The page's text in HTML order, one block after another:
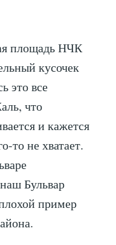
площадь НЧК
кусочек
это все
что
и кажется
то не хватает.
Бульвар
пример